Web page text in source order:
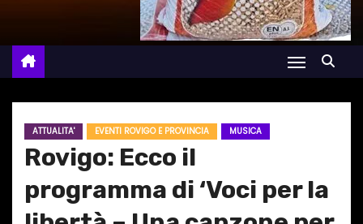
ATTUALITA' EVENTI ROVIGO E PROVINCIA MUSICA
Rovigo: Ecco il
programma di ‘Voci per la